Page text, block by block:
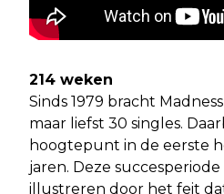
214 weken
Sinds 1979 bracht
maar liefst 30 singles.
hoogtepunt in de eerste
jaren. Deze succesperiode
illustreren door het feit